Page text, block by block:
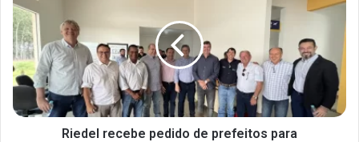
Riedel recebe pedido de prefeitos para